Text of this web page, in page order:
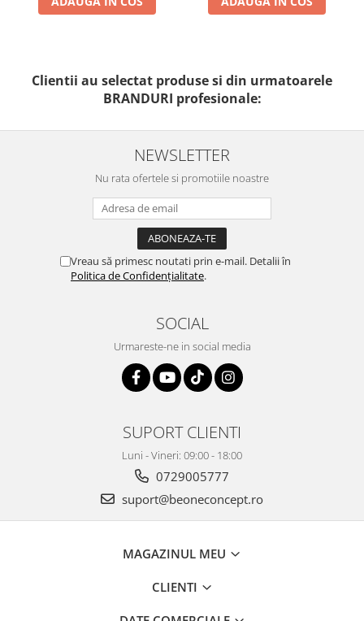
Clientii au selectat produse si din urmatoarele
BRANDURI profesionale:
NEWSLETTER
Nu rata ofertele si promotiile noastre
Vreau să primesc noutati prin e-mail. Detalii în
Politica de Confidențialitate.
SOCIAL
Urmareste-ne in social media
SUPORT CLIENTI
Luni - Vineri: 09:00 - 18:00
0729005777
suport@beoneconcept.ro
MAGAZINUL MEU
CLIENTI